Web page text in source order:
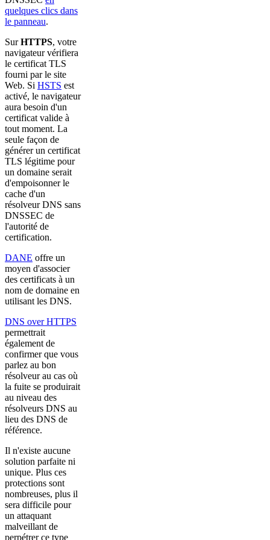
quelques clics dans
le panneau.
SurHTTPS, votre
navigateur vérifiera
le certificat TLS
fourni par le site
Web. Si HSTS est
activé, le navigateur
aura besoin d'un
certificat valide à
tout moment. La
seule façon de
générer un certificat
TLS légitime pour
un domaine serait
d'empoisonner le
cache d'un
résolveur DNS sans
DNSSEC de
l'autorité de
certification.
DANE offre un
moyen d'associer
des certificats à un
nom de domaine en
utilisant les DNS.
DNS over HTTPS
permettrait
également de
confirmer que vous
parlez au bon
résolveur au cas où
la fuite se produirait
au niveau des
résolveurs DNS au
lieu des DNS de
référence.
Il n'existe aucune
solution parfaite ni
unique. Plus ces
protections sont
nombreuses, plus il
sera difficile pour
un attaquant
malveillant de
perpétrer ce type